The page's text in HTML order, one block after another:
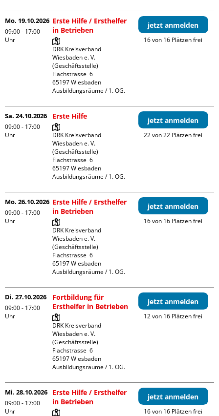
Mo. 19.10.2026
09:00 - 17:00
Uhr
Erste Hilfe / Ersthelfer
in Betrieben
DRK Kreisverband
Wiesbaden e. V.
(Geschäftsstelle)
Flachstrasse  6
65197 Wiesbaden
Ausbildungsräume / 1. OG.
jetzt anmelden
16 von 16 Plätzen frei
Sa. 24.10.2026
09:00 - 17:00
Uhr
Erste Hilfe
DRK Kreisverband
Wiesbaden e. V.
(Geschäftsstelle)
Flachstrasse  6
65197 Wiesbaden
Ausbildungsräume / 1. OG.
jetzt anmelden
22 von 22 Plätzen frei
Mo. 26.10.2026
09:00 - 17:00
Uhr
Erste Hilfe / Ersthelfer
in Betrieben
DRK Kreisverband
Wiesbaden e. V.
(Geschäftsstelle)
Flachstrasse  6
65197 Wiesbaden
Ausbildungsräume / 1. OG.
jetzt anmelden
16 von 16 Plätzen frei
Di. 27.10.2026
09:00 - 17:00
Uhr
Fortbildung für
Ersthelfer in Betrieben
DRK Kreisverband
Wiesbaden e. V.
(Geschäftsstelle)
Flachstrasse  6
65197 Wiesbaden
Ausbildungsräume / 1. OG.
jetzt anmelden
12 von 16 Plätzen frei
Mi. 28.10.2026
09:00 - 17:00
Uhr
Erste Hilfe / Ersthelfer
in Betrieben
jetzt anmelden
16 von 16 Plätzen frei